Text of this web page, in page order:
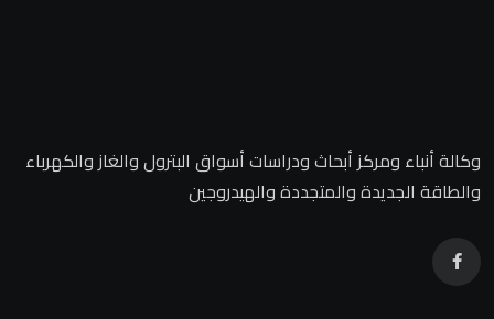
وكالة أنباء ومركز أبحاث ودراسات أسواق البترول والغاز والكهرباء
والطاقة الجديدة والمتجددة والهيدروجين